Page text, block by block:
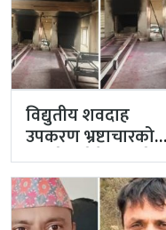
विद्युतीय शवदाह
उपकरण भ्रष्टाचारको
मुद्दा हेर्दा हेर्दैमा राखेर
टुंग्याइँदै